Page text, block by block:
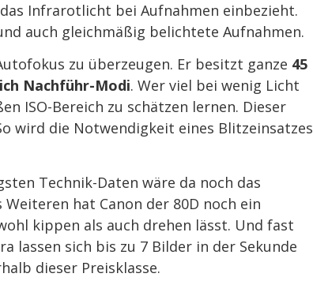
Infrarotlicht bei Aufnahmen einbezieht.
auch gleichmäßig belichtete Aufnahmen.
zu überzeugen. Er besitzt ganze 45
Nachführ-Modi. Wer viel bei wenig Licht
ISO-Bereich zu schätzen lernen. Dieser
wird die Notwendigkeit eines Blitzeinsatzes
Technik-Daten wäre da noch das
Weiteren hat Canon der 80D noch ein
kippen als auch drehen lässt. Und fast
lassen sich bis zu 7 Bilder in der Sekunde
dieser Preisklasse.